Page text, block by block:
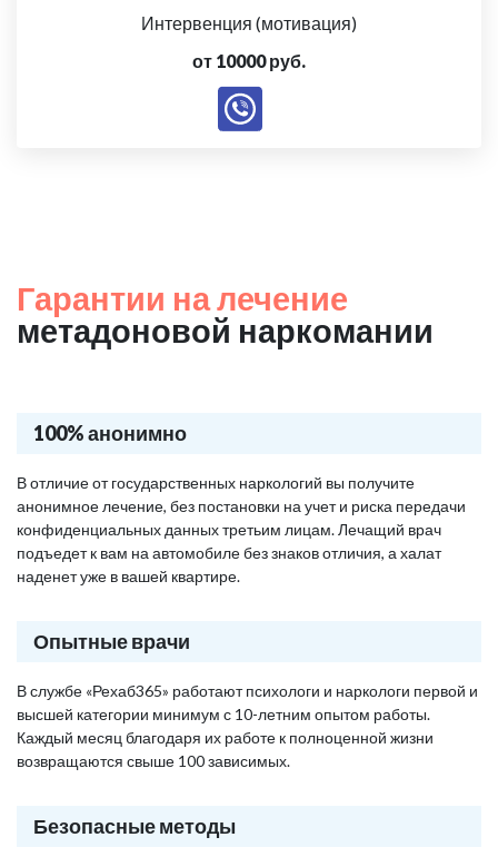
Интервенция (мотивация)
от 10000 руб.
Гарантии на лечение
метадоновой наркомании
100% анонимно
В отличие от государственных наркологий вы получите
анонимное лечение, без постановки на учет и риска передачи
конфиденциальных данных третьим лицам. Лечащий врач
подъедет к вам на автомобиле без знаков отличия, а халат
наденет уже в вашей квартире.
Опытные врачи
В службе «Рехаб365» работают психологи и наркологи первой и
высшей категории минимум с 10-летним опытом работы.
Каждый месяц благодаря их работе к полноценной жизни
возвращаются свыше 100 зависимых.
Безопасные методы